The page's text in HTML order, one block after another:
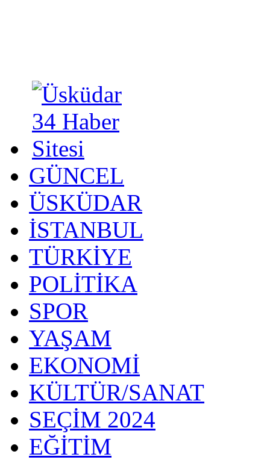
GÜNCEL
ÜSKÜDAR
İSTANBUL
TÜRKİYE
POLİTİKA
SPOR
YAŞAM
EKONOMİ
KÜLTÜR/SANAT
SEÇİM 2024
EĞİTİM